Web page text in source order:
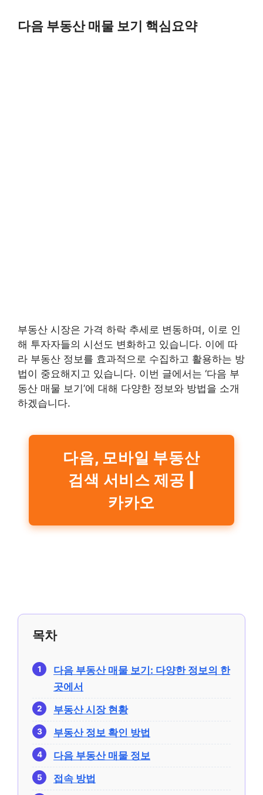
content
다음 부동산 매물 보기 핵심요약
부동산 시장은 가격 하락 추세로 변동하며, 이로 인
해 투자자들의 시선도 변화하고 있습니다. 이에 따
라 부동산 정보를 효과적으로 수집하고 활용하는 방
법이 중요해지고 있습니다. 이번 글에서는 ‘다음 부
동산 매물 보기’에 대해 다양한 정보와 방법을 소개
하겠습니다.
다음, 모바일 부동산
검색 서비스 제공 |
카카오
목차
다음 부동산 매물 보기: 다양한 정보의 한
곳에서
부동산 시장 현황
부동산 정보 확인 방법
다음 부동산 매물 정보
접속 방법